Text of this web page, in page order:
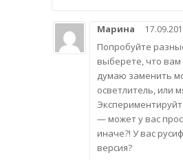
Марина
Попробуйте
выберете, что
думаю заменить
осветлитель, или
— может у вас
иначе?! У вас
версия?